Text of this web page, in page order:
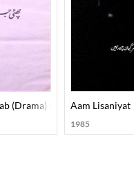
(Drama) Part-002Aam Lisaniyat
1985